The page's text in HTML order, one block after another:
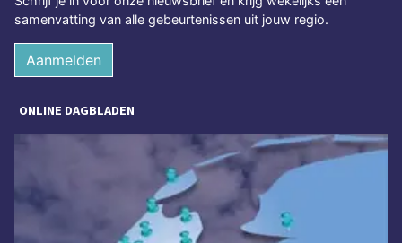
samenvatting van alle gebeurtenissen uit jouw regio.
Aanmelden
ONLINE DAGBLADEN